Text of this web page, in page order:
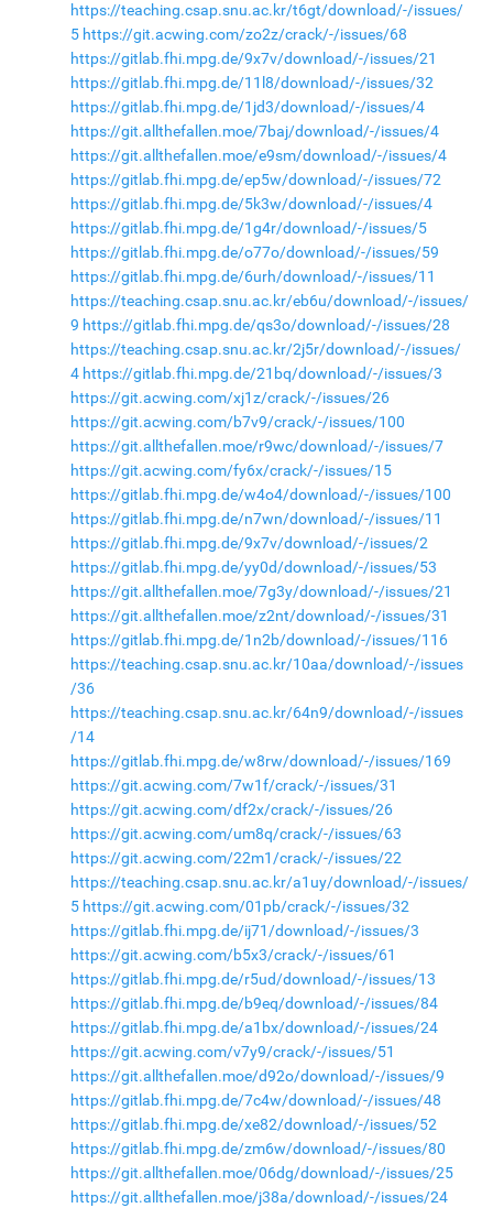
https://teaching.csap.snu.ac.kr/t6gt/download/-/issues/
5 https://git.acwing.com/zo2z/crack/-/issues/68
https://gitlab.fhi.mpg.de/9x7v/download/-/issues/21
https://gitlab.fhi.mpg.de/11l8/download/-/issues/32
https://gitlab.fhi.mpg.de/1jd3/download/-/issues/4
https://git.allthefallen.moe/7baj/download/-/issues/4
https://git.allthefallen.moe/e9sm/download/-/issues/4
https://gitlab.fhi.mpg.de/ep5w/download/-/issues/72
https://gitlab.fhi.mpg.de/5k3w/download/-/issues/4
https://gitlab.fhi.mpg.de/1g4r/download/-/issues/5
https://gitlab.fhi.mpg.de/o77o/download/-/issues/59
https://gitlab.fhi.mpg.de/6urh/download/-/issues/11
https://teaching.csap.snu.ac.kr/eb6u/download/-/issues/
9 https://gitlab.fhi.mpg.de/qs3o/download/-/issues/28
https://teaching.csap.snu.ac.kr/2j5r/download/-/issues/
4 https://gitlab.fhi.mpg.de/21bq/download/-/issues/3
https://git.acwing.com/xj1z/crack/-/issues/26
https://git.acwing.com/b7v9/crack/-/issues/100
https://git.allthefallen.moe/r9wc/download/-/issues/7
https://git.acwing.com/fy6x/crack/-/issues/15
https://gitlab.fhi.mpg.de/w4o4/download/-/issues/100
https://gitlab.fhi.mpg.de/n7wn/download/-/issues/11
https://gitlab.fhi.mpg.de/9x7v/download/-/issues/2
https://gitlab.fhi.mpg.de/yy0d/download/-/issues/53
https://git.allthefallen.moe/7g3y/download/-/issues/21
https://git.allthefallen.moe/z2nt/download/-/issues/31
https://gitlab.fhi.mpg.de/1n2b/download/-/issues/116
https://teaching.csap.snu.ac.kr/10aa/download/-/issues
/36
https://teaching.csap.snu.ac.kr/64n9/download/-/issues
/14
https://gitlab.fhi.mpg.de/w8rw/download/-/issues/169
https://git.acwing.com/7w1f/crack/-/issues/31
https://git.acwing.com/df2x/crack/-/issues/26
https://git.acwing.com/um8q/crack/-/issues/63
https://git.acwing.com/22m1/crack/-/issues/22
https://teaching.csap.snu.ac.kr/a1uy/download/-/issues/
5 https://git.acwing.com/01pb/crack/-/issues/32
https://gitlab.fhi.mpg.de/ij71/download/-/issues/3
https://git.acwing.com/b5x3/crack/-/issues/61
https://gitlab.fhi.mpg.de/r5ud/download/-/issues/13
https://gitlab.fhi.mpg.de/b9eq/download/-/issues/84
https://gitlab.fhi.mpg.de/a1bx/download/-/issues/24
https://git.acwing.com/v7y9/crack/-/issues/51
https://git.allthefallen.moe/d92o/download/-/issues/9
https://gitlab.fhi.mpg.de/7c4w/download/-/issues/48
https://gitlab.fhi.mpg.de/xe82/download/-/issues/52
https://gitlab.fhi.mpg.de/zm6w/download/-/issues/80
https://git.allthefallen.moe/06dg/download/-/issues/25
https://git.allthefallen.moe/j38a/download/-/issues/24